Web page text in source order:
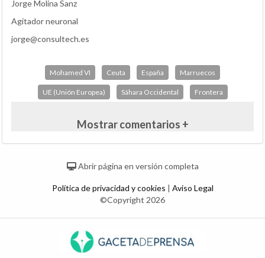
Jorge Molina Sanz
Agitador neuronal
jorge@consultech.es
Mohamed VI Ceuta España Marruecos
UE (Unión Europea) Sáhara Occidental Frontera
Mostrar comentarios +
Abrir página en versión completa
Política de privacidad y cookies | Aviso Legal
©Copyright 2026